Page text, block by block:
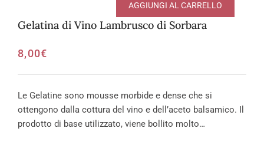
Gelatina di Vino Lambrusco di Sorbara
8,00€
AGGIUNGI AL CARRELLO
Le Gelatine sono mousse morbide e dense che si
ottengono dalla cottura del vino e dell’aceto balsamico. Il
prodotto di base utilizzato, viene bollito molto…